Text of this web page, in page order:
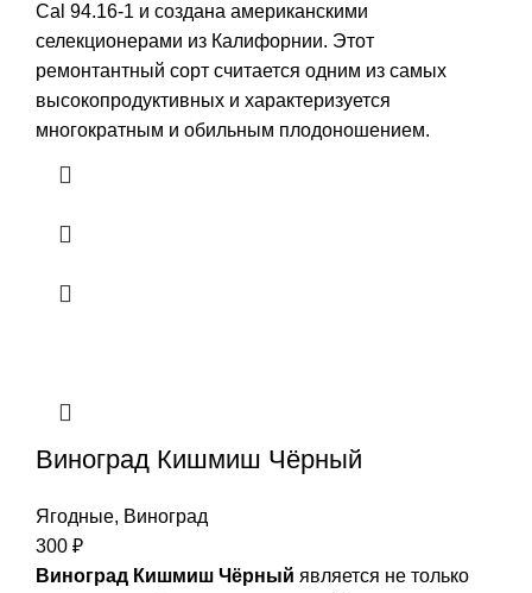
Cal 94.16-1 и создана американскими
селекционерами из Калифорнии. Этот
ремонтантный сорт считается одним из самых
высокопродуктивных и характеризуется
многократным и обильным плодоношением.
Виноград Кишмиш Чёрный
Ягодные, Виноград
300 ₽
Виноград Кишмиш Чёрный является не только